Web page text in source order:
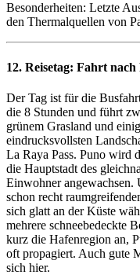
Besonderheiten: Letzte
den Thermalquellen von
12. Reisetag: Fahrt nach
Der Tag ist für die
die 8 Stunden und führt
grünem Grasland und
eindrucksvollsten
La Raya Pass. Puno wird
die Hauptstadt des
Einwohner angewachsen.
schon recht
sich glatt an der Küste
mehrere schneebedeckte
kurz die Hafenregion an,
oft propagiert. Auch gute
sich hier.